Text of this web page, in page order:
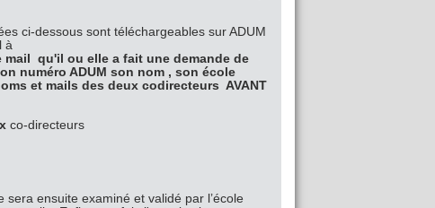
ci-dessous sont téléchargeables sur ADUM
à
qu'il ou elle a fait une demande de
numéro ADUM son nom , son école
et mails des deux codirecteurs AVANT
co-directeurs
ensuite examiné et validé par l’école